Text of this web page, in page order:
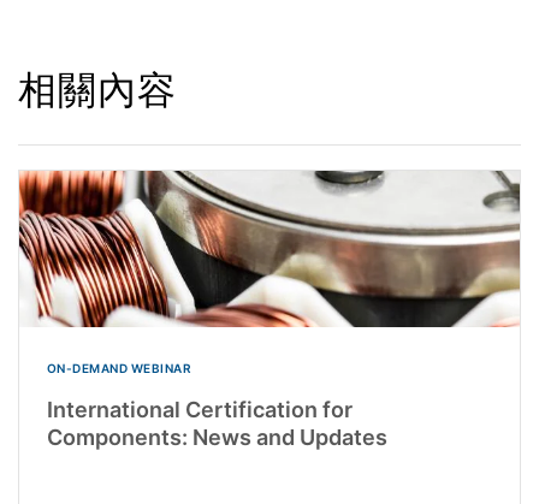
相關內容
ON-DEMAND WEBINAR
International Certification for
Components: News and Updates